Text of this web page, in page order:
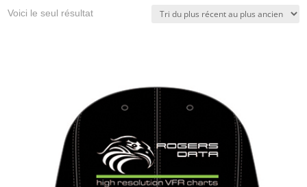
Voici le seul résultat